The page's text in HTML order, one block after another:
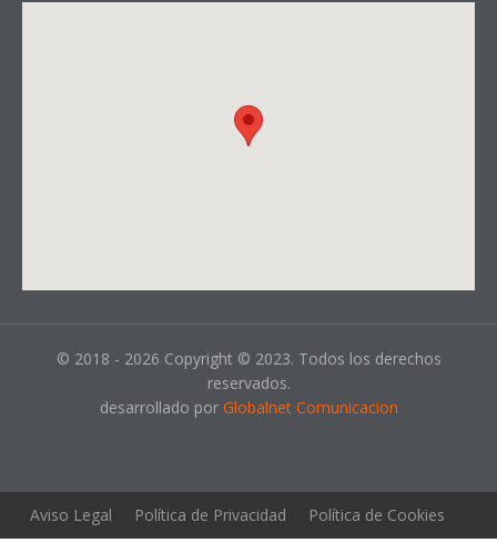
© 2018 - 2026 Copyright © 2023. Todos los derechos
reservados.
desarrollado por Globalnet Comunicacion
Aviso Legal Política de Privacidad Política de Cookies